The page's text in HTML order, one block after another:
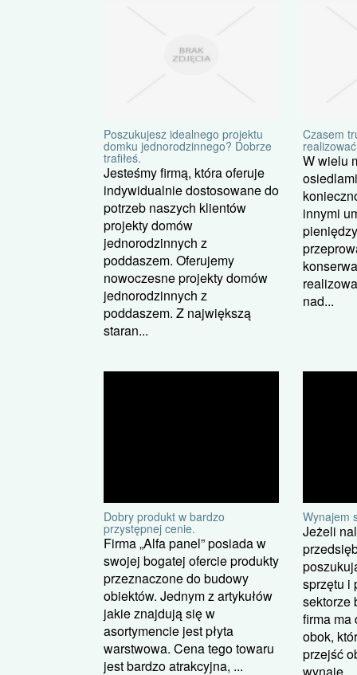
Poszukujesz idealnego projektu
domku jednorodzinnego? Dobrze
trafiłeś.
Jesteśmy firmą, która oferuje
indywidualnie dostosowane do
potrzeb naszych klientów
projekty domów
jednorodzinnych z
poddaszem. Oferujemy
nowoczesne projekty domów
jednorodzinnych z
poddaszem. Z największą
staran...
Czasem
W wielu
innymi
nad...
Dobry produkt w bardzo
przystępnej cenie.
Firma „Alfa panel” posiada w
swojej bogatej ofercie produkty
przeznaczone do budowy
obiektów. Jednym z artykułów
jakie znajdują się w
asortymencie jest płyta
warstwowa. Cena tego towaru
jest bardzo atrakcyjna, ...
Wynajem
Jeżeli
sprzętu i
sektorze
firma ma
obok,
przejść
wynaje...